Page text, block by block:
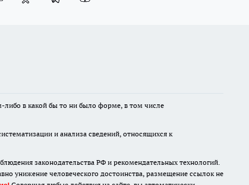
либо в какой бы то ни было форме, в том числе
и анализа сведений, относящихся к
законодательства РФ и рекомендательных технологий.
унижение человеческого достоинства, размещение ссылок не